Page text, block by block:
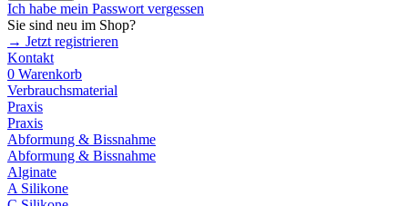
Ich habe mein Passwort vergessen
Sie sind neu im Shop?
→ Jetzt registrieren
Kontakt
0 Warenkorb
Verbrauchsmaterial
Praxis
Praxis
Abformung & Bissnahme
Abformung & Bissnahme
Alginate
A Silikone